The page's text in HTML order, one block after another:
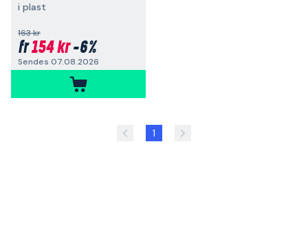
i plast
163 kr
fr154 kr-6%
Sendes 07.08.2026
1